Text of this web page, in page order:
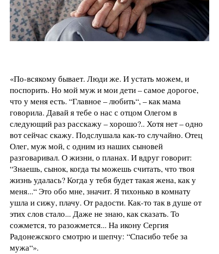
«По-всякому бывает. Люди же. И устать можем, и
поспорить. Но мой муж и мои дети – самое дорогое,
что у меня есть. “Главное – любить“, – как мама
говорила. Давай я тебе о нас с отцом Олегом в
следующий раз расскажу – хорошо?.. Хотя нет – одно
вот сейчас скажу. Подслушала как-то случайно. Отец
Олег, муж мой, с одним из наших сыновей
разговаривал. О жизни, о планах. И вдруг говорит:
“Знаешь, сынок, когда ты можешь считать, что твоя
жизнь удалась? Когда у тебя будет такая жена, как у
меня...“ Это обо мне, значит. Я тихонько в комнату
ушла и сижу, плачу. От радости. Как-то так в душе от
этих слов стало... Даже не знаю, как сказать. То
сожмется, то разожмется... На икону Сергия
Радонежского смотрю и шепчу: “Спасибо тебе за
мужа“».